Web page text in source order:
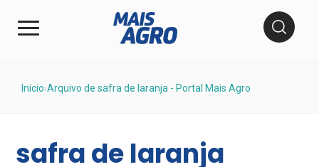
Início›Arquivo de safra de laranja - Portal Mais Agro
safra de laranja